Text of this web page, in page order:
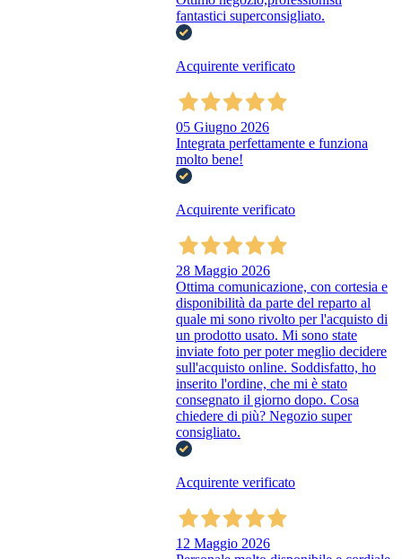
fantastici superconsigliato.
Acquirente verificato
05 Giugno 2026
Integrata perfettamente e funziona
molto bene!
Acquirente verificato
28 Maggio 2026
Ottima comunicazione, con cortesia e
disponibilità da parte del reparto al
quale mi sono rivolto per l'acquisto di
un prodotto usato. Mi sono state
inviate foto per poter meglio decidere
sull'acquisto online. Soddisfatto, ho
inserito l'ordine, che mi è stato
consegnato il giorno dopo. Cosa
chiedere di più? Negozio super
consigliato.
Acquirente verificato
12 Maggio 2026